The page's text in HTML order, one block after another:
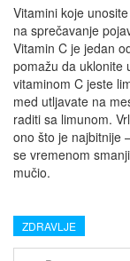
Vitamini koje
na sprečavanje
Vitamin C je jedan
pomažu da uklonite
vitaminom C jeste
med utljavate na
raditi sa limunom.
ono što je najbitnije
se vremenom
mučio.
ZDRAVLJE